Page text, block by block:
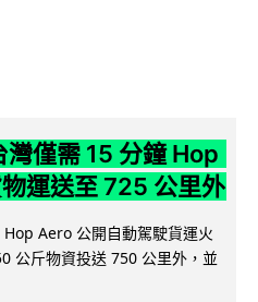
僅需 15 分鐘 Hop
運送至 725 公里外
Hop Aero 公開自動駕駛貨運火
公斤物資投送 750 公里外，並